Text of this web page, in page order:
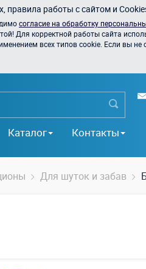
правила работы с сайтом и
согласие на обработку
Для корректной работы сайта
всех типов cookie. Если вы не
Каталог Контакты
Для шуток и забав